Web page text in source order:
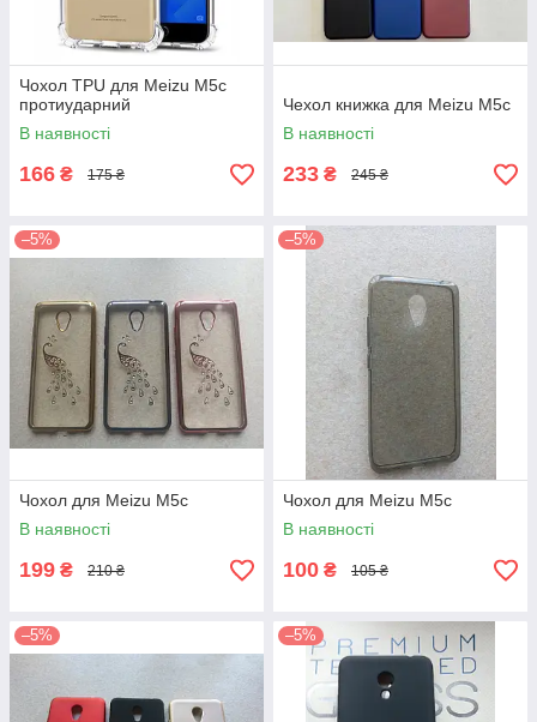
Чохол TPU для Meizu M5c
протиударний
В наявності
166 ₴ 175 ₴
Чехол книжка для Meizu M5c
В наявності
233 ₴ 245 ₴
–5%
Чохол для Meizu M5c
В наявності
199 ₴ 210 ₴
–5%
Чохол для Meizu M5c
В наявності
100 ₴ 105 ₴
–5% –5%